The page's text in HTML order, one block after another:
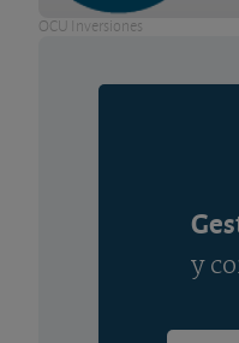
OCU Inversiones
y